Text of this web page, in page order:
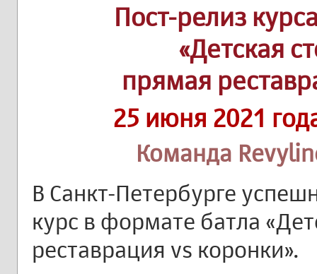
Пост-релиз
«Детская
прямая
25 июня 2021
Команда
В Санкт-Петербурге
курс в формате батла
реставрация vs коронки».